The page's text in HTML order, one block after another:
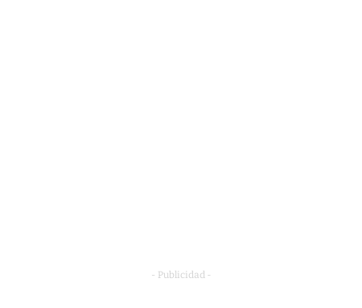
- Publicidad -